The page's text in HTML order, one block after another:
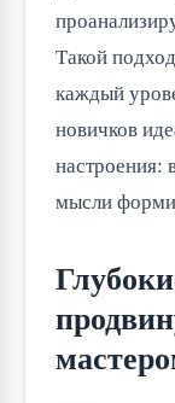
Такой
каждый
новичков
настроения:
мысли